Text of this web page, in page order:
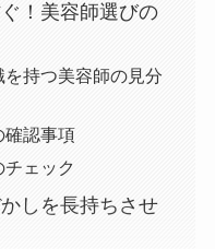
！美容師選びの
持つ美容師の見分
確認事項
ェック
しを長持ちさせ